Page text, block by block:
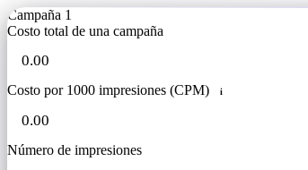
Campaña 1
Costo total de una campaña
Costo por 1000 impresiones (CPM) i
Número de impresiones